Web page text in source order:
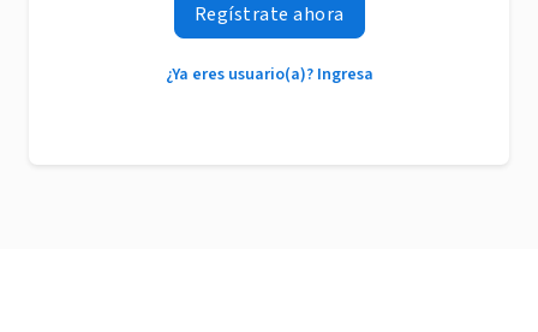
Regístrate ahora
¿Ya eres usuario(a)? Ingresa